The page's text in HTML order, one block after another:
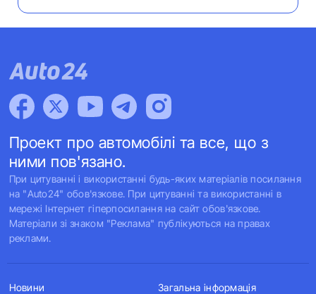
Проект про автомобілі та все, що з
ними пов'язано.
При цитуванні і використанні будь-яких матеріалів посилання
на "Auto24" обов'язкове. При цитуванні та використанні в
мережі Інтернет гіперпосилання на сайт обов'язкове.
Матеріали зі знаком "Реклама" публікуються на правах
реклами.
Новини Загальна інформація